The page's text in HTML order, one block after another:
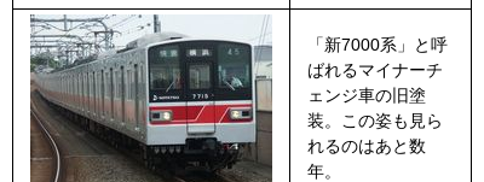
「新7000系」と呼
ばれるマイナーチ
ェンジ車の旧塗
装。この姿も見ら
れるのはあと数
年。